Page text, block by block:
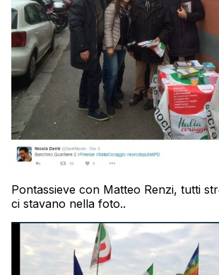
Pontassieve con Matteo Renzi, tutti
ci stavano nella foto..